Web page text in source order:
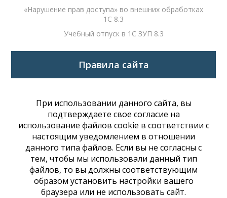
«Нарушение прав доступа» во внешних обработках
1С 8.3
Учебный отпуск в 1С ЗУП 8.3
Правила сайта
При использовании данного сайта, вы
подтверждаете свое согласие на
использование файлов cookie в соответствии с
настоящим уведомлением в отношении
данного типа файлов. Если вы не согласны с
тем, чтобы мы использовали данный тип
файлов, то вы должны соответствующим
образом установить настройки вашего
браузера или не использовать сайт.